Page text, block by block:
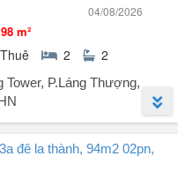
Nga.
thiểu 12 tháng;
thuê thanh toán.
04/08/2026
98 m²
2 2
Tower, P.Láng Thượng,
đê la thành, 94m2 02pn,